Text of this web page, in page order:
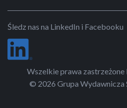
Śledz nas na LinkedIn i Facebooku
Wszelkie prawa
© 2026 Grupa Wydawnicza